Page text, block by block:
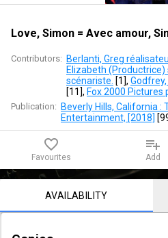
Simon
Love, Simon = Avec amour,
Contributors: Berlanti, Greg
Elizabeth (Productrice)
scénariste. [1 ],
[11 ], Fox 2000 Pictures
Publication: Beverly Hills, California
Entertainment, [2018] [
favorite_border
Favourites
playlist_add
Add
Notice content
AVAILABILITY